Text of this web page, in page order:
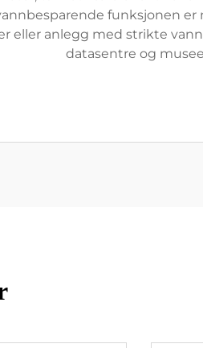
funksjonen
eller anlegg med strikte
datasentre og